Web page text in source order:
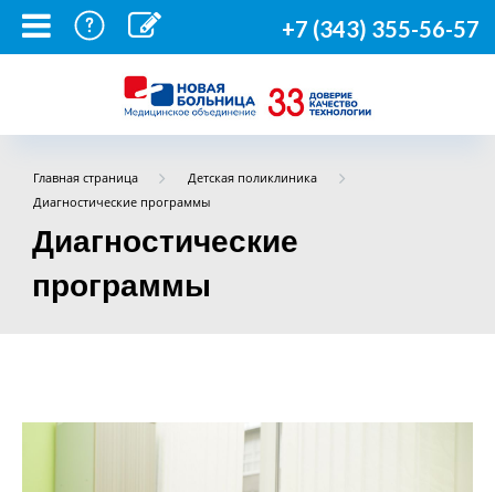
+7 (343) 355-56-57
Главная страница
Детская поликлиника
Диагностические программы
Диагностические
программы